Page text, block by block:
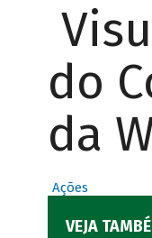
do
da
Ações
VEJA